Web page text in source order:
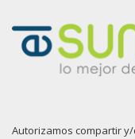
Autorizamos compartir